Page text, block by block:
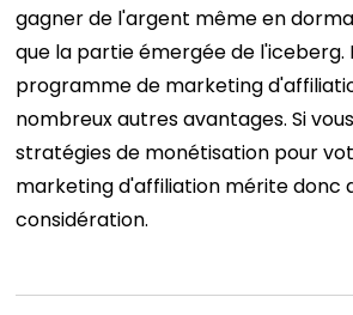
gagner de l'argent même en
que la partie émergée de l'iceberg.
programme de marketing
nombreux autres avantages. Si
stratégies de monétisation pour
marketing d'affiliation mérite donc
considération.